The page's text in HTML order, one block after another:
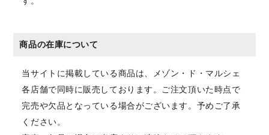
商品の在庫について
当サイトに掲載している商品は、メゾン・ド・マルシェ
各店舗で同時に販売しております。ご注文頂いた時点で
完売や欠品となっている場合がございます。予めご了承
ください。